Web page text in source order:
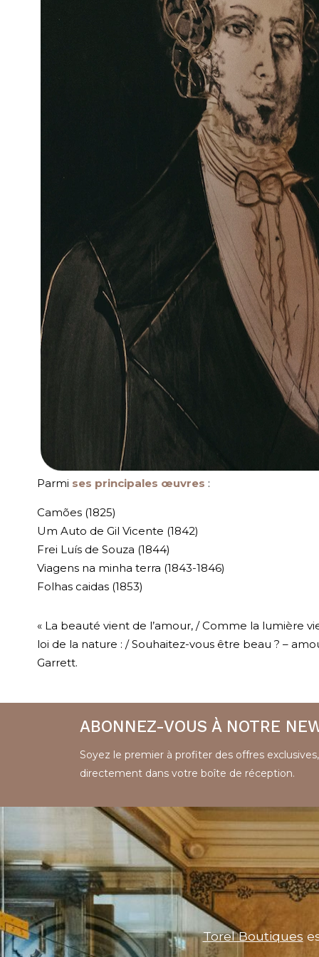
Parmi ses principales œuvres :
Camões (1825)
Um Auto de Gil Vicente (1842)
Frei Luís de Souza (1844)
Viagens na minha terra (1843-1846)
Folhas caidas (1853)
« La beauté vient de l’amour, / Comme la lumière
loi de la nature : / Souhaitez-vous être beau ? –
Garrett.
ABONNEZ-VOUS À NOTRE
Soyez le premier à profiter des offres
directement dans votre boîte de réception.
Torel Boutiques